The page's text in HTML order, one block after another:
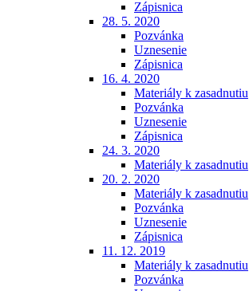
Zápisnica
28. 5. 2020
Pozvánka
Uznesenie
Zápisnica
16. 4. 2020
Materiály k zasadnutiu
Pozvánka
Uznesenie
Zápisnica
24. 3. 2020
Materiály k zasadnutiu
20. 2. 2020
Materiály k zasadnutiu
Pozvánka
Uznesenie
Zápisnica
11. 12. 2019
Materiály k zasadnutiu
Pozvánka